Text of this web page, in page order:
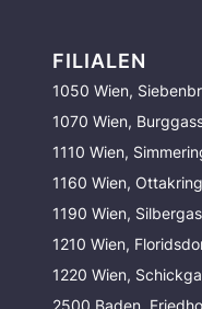
FILIALEN
1050 Wien,
1070 Wien,
1110 Wien,
1160 Wien,
1190 Wien,
1210 Wien,
1220 Wien,
2500 Baden,